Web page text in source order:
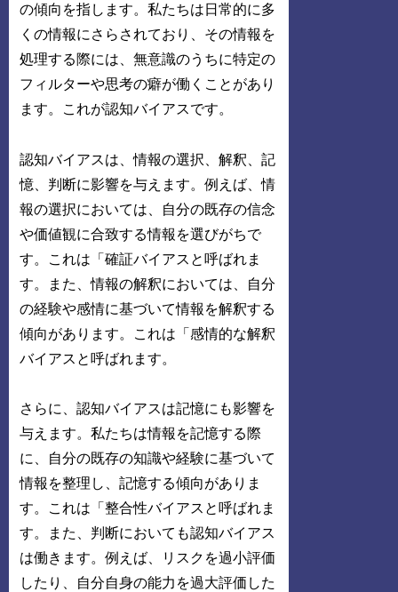
の傾向を指します。私たちは日常的に多
くの情報にさらされており、その情報を
処理する際には、無意識のうちに特定の
フィルターや思考の癖が働くことがあり
ます。これが認知バイアスです。
認知バイアスは、情報の選択、解釈、記
憶、判断に影響を与えます。例えば、情
報の選択においては、自分の既存の信念
や価値観に合致する情報を選びがちで
す。これは「確証バイアスと呼ばれま
す。また、情報の解釈においては、自分
の経験や感情に基づいて情報を解釈する
傾向があります。これは「感情的な解釈
バイアスと呼ばれます。
さらに、認知バイアスは記憶にも影響を
与えます。私たちは情報を記憶する際
に、自分の既存の知識や経験に基づいて
情報を整理し、記憶する傾向がありま
す。これは「整合性バイアスと呼ばれま
す。また、判断においても認知バイアス
は働きます。例えば、リスクを過小評価
したり、自分自身の能力を過大評価した